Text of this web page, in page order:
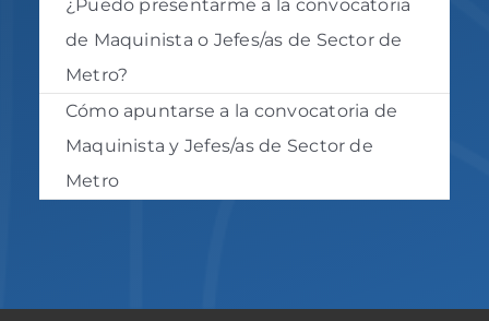
¿Puedo presentarme a la convocatoria
de Maquinista o Jefes/as de Sector de
Metro?
Cómo apuntarse a la convocatoria de
Maquinista y Jefes/as de Sector de
Metro